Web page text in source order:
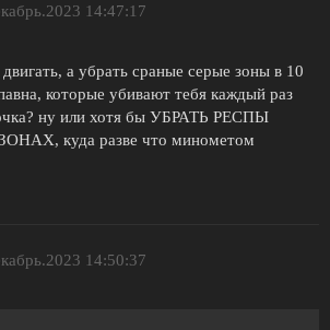
14:47:17
а убрать сраные серые зоны в 10
которые убивают тебя каждый раз
ну или хотя бы УБРАТЬ РЕСПЫ
куда разве что минометом
14:50:37